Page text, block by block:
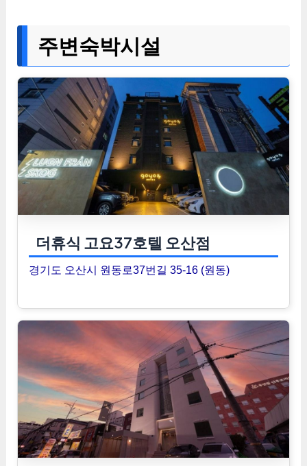
주변숙박시설
더휴식 고요37호텔 오산점
경기도 오산시 원동로37번길 35-16 (원동)